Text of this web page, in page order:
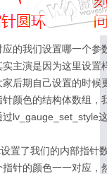
的我们设置哪一个参
主演是因为这里设置
后期自己设置的时候
颜色的结构体数组，
lv_gauge_set_style
置了我们的内部指针
针的颜色一一对应，